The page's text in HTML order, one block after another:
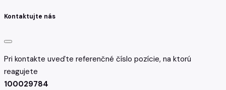
Kontaktujte nás
Pri kontakte uveďte referenčné číslo pozície, na ktorú
reagujete
100029784